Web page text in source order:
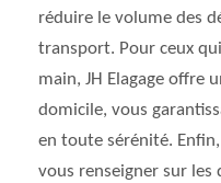
réduire le volume des
transport. Pour ceux
main, JH Elagage offre
domicile, vous
en toute sérénité.
vous renseigner sur les